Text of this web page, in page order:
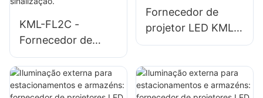
sinalização.
KML-FL2C -
Fornecedor de
projetores LED de
100 W para
iluminação de
Fornecedor de
projetor LED KML-
FL2C de 150 W
externa de paredes
e áreas.